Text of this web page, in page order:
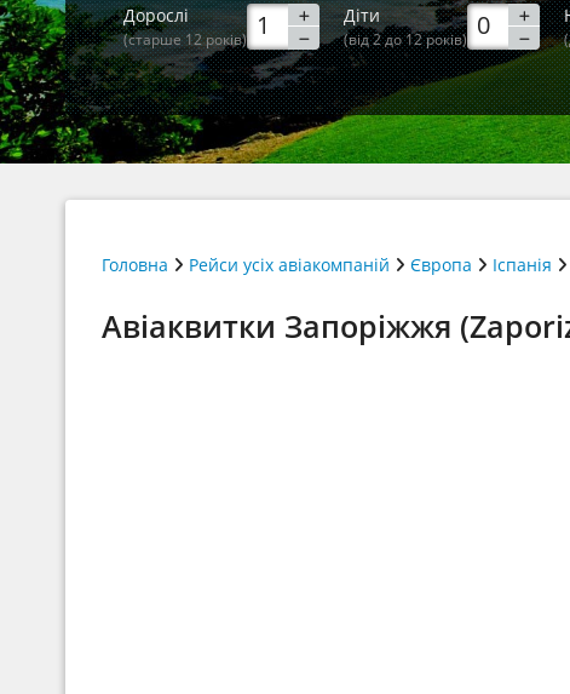
Дорослі
(старше 12 років)
Діти
(від 2 до 12 років)
Головна Рейси усіх авіакомпаній Європа Іспанія
Авіаквитки Запоріжжя